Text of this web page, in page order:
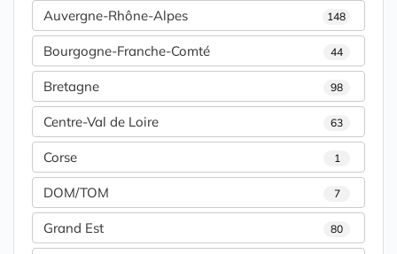
Auvergne-Rhône-Alpes 148
Bourgogne-Franche-Comté 44
Bretagne 98
Centre-Val de Loire 63
Corse 1
DOM/TOM 7
Grand Est 80